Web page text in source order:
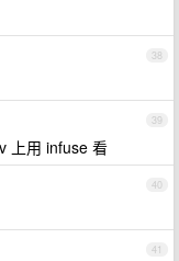
38
39
上用 infuse 看
40
41